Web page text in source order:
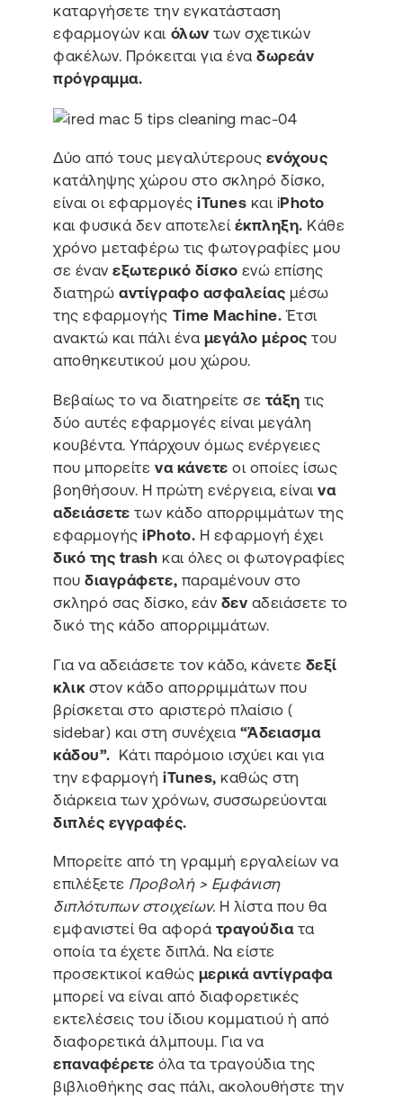
καταργήσετε την εγκατάσταση
εφαρμογών και όλων των σχετικών
φακέλων. Πρόκειται για ένα δωρεάν
πρόγραμμα.
Δύο από τους μεγαλύτερους ενόχους
κατάληψης χώρου στο σκληρό δίσκο,
είναι οι εφαρμογέςiTunes και iPhoto
και φυσικά δεν αποτελεί έκπληξη. Κάθε
χρόνο μεταφέρω τις φωτογραφίες μου
σε ένανεξωτερικό δίσκο ενώ επίσης
διατηρώαντίγραφο ασφαλείας μέσω
της εφαρμογής Time Machine. Έτσι
ανακτώ και πάλι ένα μεγάλο μέρος του
αποθηκευτικού μου χώρου.
Βεβαίως το να διατηρείτε σε τάξη τις
δύο αυτές εφαρμογές είναι μεγάλη
κουβέντα. Υπάρχουν όμως ενέργειες
που μπορείτε να κάνετε οι οποίες ίσως
βοηθήσουν. Η πρώτη ενέργεια, είναινα
αδειάσετε των κάδο απορριμμάτων της
εφαρμογήςiPhoto. H εφαρμογή έχει
δικό της trash και όλες οι φωτογραφίες
πουδιαγράφετε, παραμένουν στο
σκληρό σας δίσκο, εάν δεν αδειάσετε το
δικό της κάδο απορριμμάτων.
Για να αδειάσετε τον κάδο, κάνετε δεξί
κλικ στον κάδο απορριμμάτων που
βρίσκεται στο αριστερό πλαίσιο (
sidebar) και στη συνέχεια “Άδειασμα
κάδου”. Κάτι παρόμοιο ισχύει και για
την εφαρμογή iTunes, καθώς στη
διάρκεια των χρόνων, συσσωρεύονται
διπλές εγγραφές.
Μπορείτε από τη γραμμή εργαλείων να
επιλέξετε Προβολή > Εμφάνιση
διπλότυπων στοιχείων. Η λίστα που θα
εμφανιστεί θα αφορά τραγούδιατα
οποία τα έχετε διπλά. Να είστε
προσεκτικοί καθώς μερικά αντίγραφα
μπορεί να είναι από διαφορετικές
εκτελέσεις του ίδιου κομματιού ή από
διαφορετικά άλμπουμ. Για να
επαναφέρετε όλα τα τραγούδια της
βιβλιοθήκης σας πάλι, ακολουθήστε την